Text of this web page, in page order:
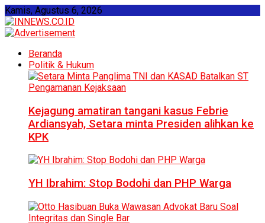
Kamis, Agustus 6, 2026
Beranda
Politik & Hukum
Kejagung amatiran tangani kasus Febrie
Ardiansyah, Setara minta Presiden alihkan ke
KPK
YH Ibrahim: Stop Bodohi dan PHP Warga